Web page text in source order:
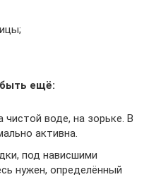
ещё:
чистой воде, на зорьке. В
активна.
под нависшими
нужен, определённый